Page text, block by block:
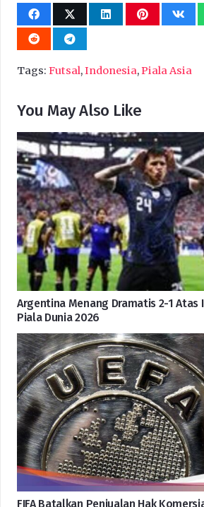
Tags: Futsal,Indonesia,Piala Asia
You May Also Like
Argentina Menang Dramatis 2-1 Atas
Piala Dunia 2026
FIFA Batalkan Penjualan Hak